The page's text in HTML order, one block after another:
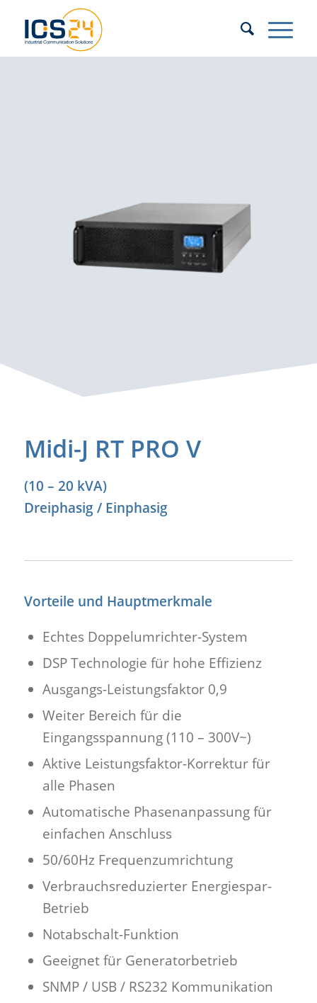
Midi-J RT PRO V
(10 – 20 kVA)
Dreiphasig / Einphasig
Vorteile und Hauptmerkmale
Echtes Doppelumrichter-System
DSP Technologie für hohe Effizienz
Ausgangs-Leistungsfaktor 0,9
Weiter Bereich für die
Eingangsspannung (110 – 300V~)
Aktive Leistungsfaktor-Korrektur für
alle Phasen
Automatische Phasenanpassung für
einfachen Anschluss
50/60Hz Frequenzumrichtung
Verbrauchsreduzierter Energiespar-
Betrieb
Notabschalt-Funktion
Geeignet für Generatorbetrieb
SNMP / USB / RS232 Kommunikation